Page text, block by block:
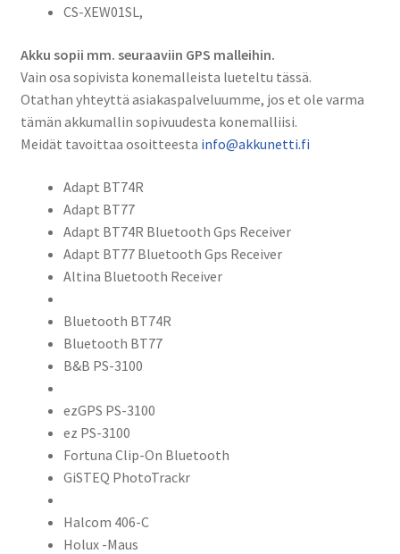
CS-XEW01SL,
Akku sopii mm. seuraaviin GPS malleihin.
Vain osa sopivista konemalleista lueteltu tässä.
Otathan yhteyttä asiakaspalveluumme, jos et ole varma
tämän akkumallin sopivuudesta konemalliisi.
Meidät tavoittaa osoitteesta info@akkunetti.fi
Adapt BT74R
Adapt BT77
Adapt BT74R Bluetooth Gps Receiver
Adapt BT77 Bluetooth Gps Receiver
Altina Bluetooth Receiver
Bluetooth BT74R
Bluetooth BT77
B&B PS-3100
ezGPS PS-3100
ez PS-3100
Fortuna Clip-On Bluetooth
GiSTEQ PhotoTrackr
Halcom 406-C
Holux -Maus